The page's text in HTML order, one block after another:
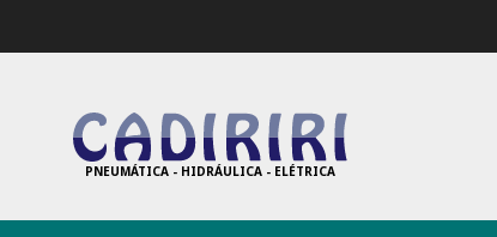
PNEUMÁTICA - HIDRÁULICA - ELÉTRICA